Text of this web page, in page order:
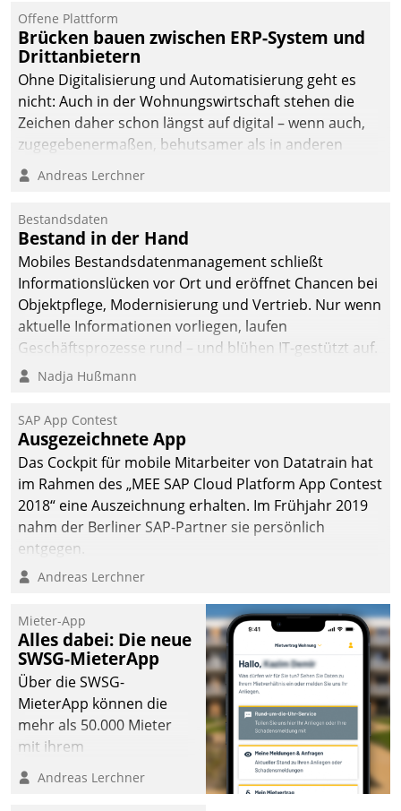
Jahresbeginn eine
Überblick, Einsicht und
Eingriff bietende Lösung.
Zur Entwicklung setzte
man auf
Cloudtechnologie,
bewährte und Startup-
agile Projektmethoden.
Offene Plattform
Brücken bauen zwischen ERP-System und
Drittanbietern
Ohne Digitalisierung und Automatisierung geht es
nicht: Auch in der Wohnungswirtschaft stehen die
Zeichen daher schon längst auf digital – wenn auch,
zugegebenermaßen, behutsamer als in anderen
Branchen.
Andreas Lerchner
Bestandsdaten
Bestand in der Hand
Mobiles Bestandsdatenmanagement schließt
Informationslücken vor Ort und eröffnet Chancen bei
Objektpflege, Modernisierung und Vertrieb. Nur wenn
aktuelle Informationen vorliegen, laufen
Geschäftsprozesse rund – und blühen IT-gestützt auf.
Nadja Hußmann
SAP App Contest
Ausgezeichnete App
Das Cockpit für mobile Mitarbeiter von Datatrain hat
im Rahmen des „MEE SAP Cloud Platform App Contest
2018“ eine Auszeichnung erhalten. Im Frühjahr 2019
nahm der Berliner SAP-Partner sie persönlich
entgegen.
Andreas Lerchner
Mieter-App
Alles dabei: Die neue
SWSG-MieterApp
Über die SWSG-
MieterApp können die
mehr als 50.000 Mieter
mit ihrem
Wohnungsunternehmen
kommunizieren, auf dem
Andreas Lerchner